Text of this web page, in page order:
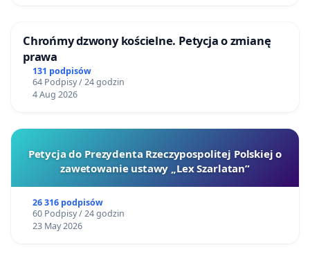
Chrońmy dzwony kościelne. Petycja o zmianę
prawa
131 podpisów
64 Podpisy / 24 godzin
4 Aug 2026
Petycja do Prezydenta Rzeczypospolitej Polskiej o
zawetowanie ustawy „Lex Szarlatan”
26 316 podpisów
60 Podpisy / 24 godzin
23 May 2026